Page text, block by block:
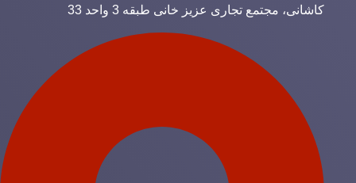
کاشانی، مجتمع تجاری عزیز خانی طبقه 3 واحد 33